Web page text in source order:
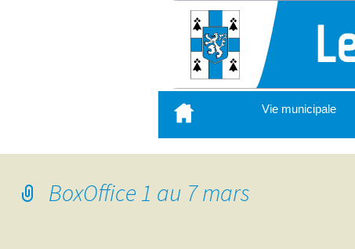
contenu
principal
Vie municipale
BoxOffice 1 au 7 mars